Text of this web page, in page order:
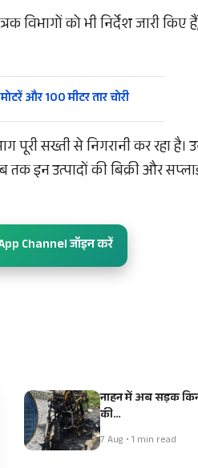
विभागों को भी निर्देश जारी किए हैं,
और 100 मीटर तार चोरी
सख्ती से निगरानी कर रहा है।
तक इन उत्पादों की बिक्री और
Channel जॉइन करें
नाहन में अब सड़क
की…
7 Aug • 1 min read